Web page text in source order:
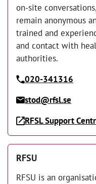
on-site
remain anonymous
trained and
and contact with
authorities.
020-341316
stod@rfsl.se
RFSL Support
RFSU
RFSU is an